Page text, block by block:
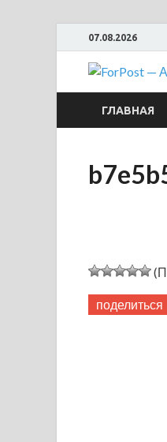
07.08.2026
ГЛАВНАЯ
поделиться